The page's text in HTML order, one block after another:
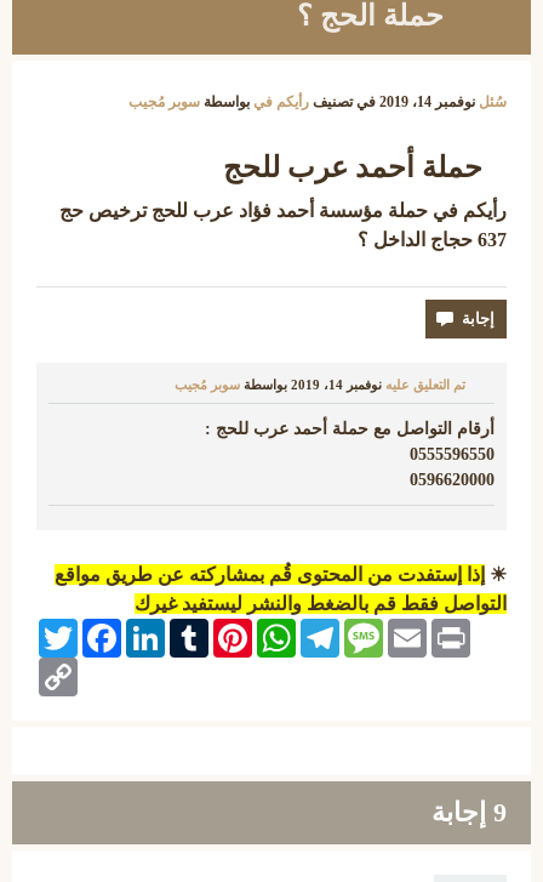
حملة الحج ؟
سُئل نوفمبر 14، 2019 في تصنيف رأيكم في بواسطة سوبر مُجيب
حملة أحمد عرب للحج
رأيكم في حملة مؤسسة أحمد فؤاد عرب للحج ترخيص حج
637 حجاج الداخل ؟
تم التعليق عليه نوفمبر 14، 2019 بواسطة سوبر مُجيب
أرقام التواصل مع حملة أحمد عرب للحج :
0555596550
0596620000
☀ إذا إستفدت من المحتوى قُم بمشاركته عن طريق مواقع
التواصل فقط قم بالضغط والنشر ليستفيد غيرك
Twitter
FacebookLinkedInTumblrPinterest
WhatsAppTelegramMessageEmail Print
Copy
Link
9 إجابة